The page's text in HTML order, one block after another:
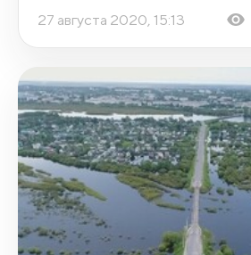
27 августа 2020, 15:13